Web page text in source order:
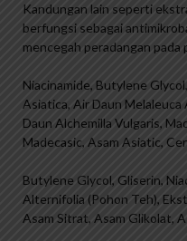
Kandungan lain seperti
berfungsi sebagai
mencegah peradangan
Niacinamide, Butylene
Asiatica, Air Daun
Daun Alchemilla Vulgaris,
Madecasic, Asam Asiatic,
Butylene Glycol, Gliserin,
Alternifolia (Pohon Teh),
Asam Sitrat, Asam Glikolat,